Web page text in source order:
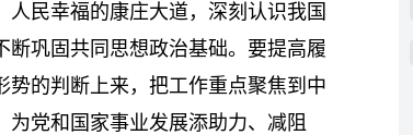
民幸福的康庄大道，深刻认识我国
巩固共同思想政治基础。要提高履
的判断上来，把工作重点聚焦到中
党和国家事业发展添助力、减阻